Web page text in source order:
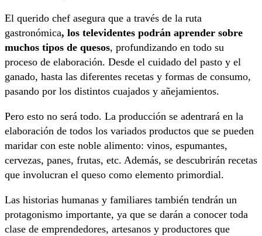
El querido chef asegura que a través de la ruta
gastronómica, los televidentes podrán aprender sobre
muchos tipos de quesos, profundizando en todo su
proceso de elaboración. Desde el cuidado del pasto y el
ganado, hasta las diferentes recetas y formas de consumo,
pasando por los distintos cuajados y añejamientos.
Pero esto no será todo. La producción se adentrará en la
elaboración de todos los variados productos que se pueden
maridar con este noble alimento: vinos, espumantes,
cervezas, panes, frutas, etc. Además, se descubrirán recetas
que involucran el queso como elemento primordial.
Las historias humanas y familiares también tendrán un
protagonismo importante, ya que se darán a conocer toda
clase de emprendedores, artesanos y productores que